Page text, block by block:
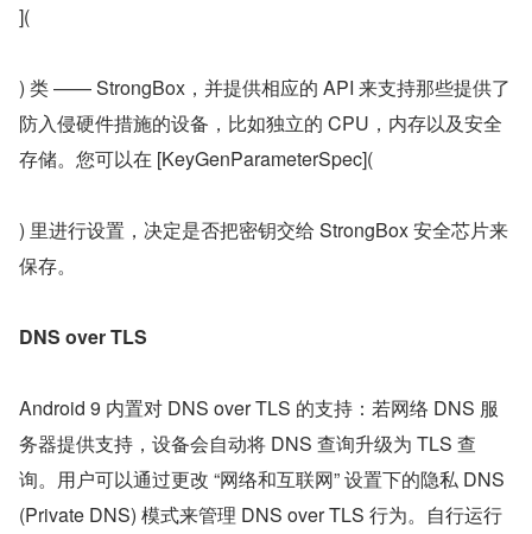
](
) 类 —— StrongBox，并提供相应的 API 来支持那些提供了
防入侵硬件措施的设备，比如独立的 CPU，内存以及安全
存储。您可以在 [KeyGenParameterSpec](
) 里进行设置，决定是否把密钥交给 StrongBox 安全芯片来
保存。
DNS over TLS
Android 9 内置对 DNS over TLS 的支持：若网络 DNS 服
务器提供支持，设备会自动将 DNS 查询升级为 TLS 查
询。用户可以通过更改 “网络和互联网” 设置下的隐私 DNS
(Private DNS) 模式来管理 DNS over TLS 行为。自行运行